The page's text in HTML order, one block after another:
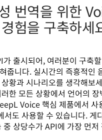
번역을 위한
험을 구축하세
출시되어, 여러분이 구축
줍니다. 실시간의 즉흥적인
황과 시나리오를 생각해보
한 모든 상황에서 언어의
Voice 핵심 제품에서 사
서도 사용할 수 있습니다. 게
중 상당수가 API에 가장 먼저